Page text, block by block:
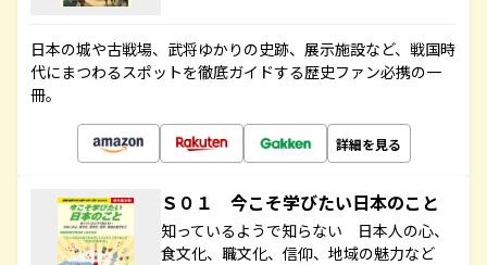
日本の城や古戦場、武将ゆかりの史跡、展示施設など、戦国時
代にまつわるスポットを徹底ガイドする歴史ファン必携の一
冊。
詳細を見る
Ｓ０１ 今こそ学びたい日本のこと
知っているようで知らない 日本人の心、
食文化、職文化、信仰、地域の魅力など